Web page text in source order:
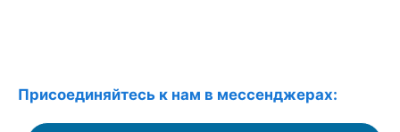
Присоединяйтесь к нам в мессенджерах: